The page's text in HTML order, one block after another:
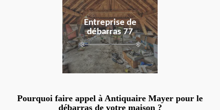
Entreprise de
débarras 77
Pourquoi faire appel à Antiquaire Mayer pour le
débarras de votre maison ?